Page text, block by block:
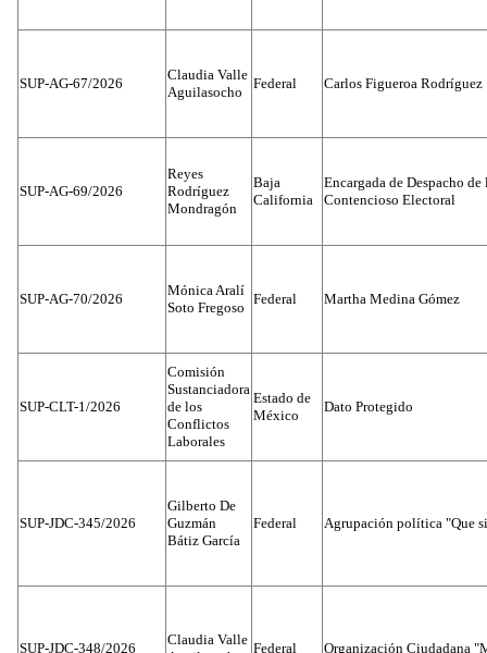
SUP-AG-67/2026
Claudia Valle
Aguilasocho
Federal Carlos Figueroa Rodríguez
SUP-AG-69/2026
Reyes
Rodríguez
Mondragón
Baja
California
Encargada de Despacho
Contencioso Electoral
SUP-AG-70/2026
Mónica Aralí
Soto Fregoso
Federal Martha Medina Gómez
SUP-CLT-1/2026
Comisión
Sustanciadora
de los
Conflictos
Laborales
Estado de
México
Dato Protegido
SUP-JDC-345/2026
Gilberto De
Guzmán
Bátiz García
Federal Agrupación política "Que
SUP-JDC-348/2026
Claudia Valle
Federal Organización Ciudadana